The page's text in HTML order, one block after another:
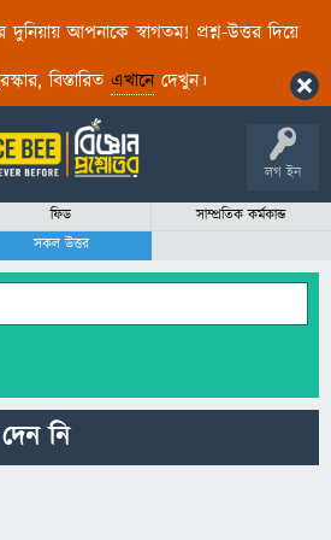
দুনিয়ায় আপনাকে স্বাগতম! প্রশ্ন-উত্তর দিয়ে
বিস্তারিত এখানেদেখুন।
লগ ইন
ফিড
সাম্প্রতিক কর্মকান্ড
সকল উত্তর
নি